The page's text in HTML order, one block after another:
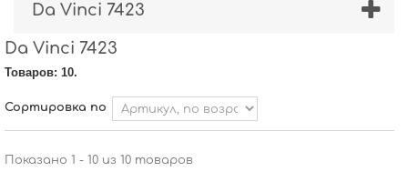
Da Vinci 7423
Da Vinci 7423
Товаров: 10.
Сортировка по
Показано 1 - 10 из 10 товаров